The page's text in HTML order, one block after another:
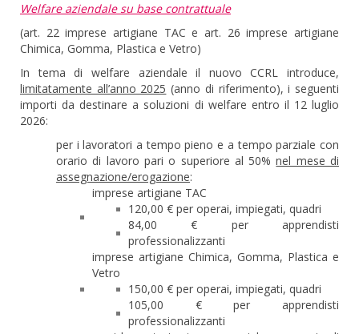
Welfare aziendale su base contrattuale
(art. 22 imprese artigiane TAC e art. 26 imprese artigiane
Chimica, Gomma, Plastica e Vetro)
In tema di welfare aziendale il nuovo CCRL introduce,
limitatamente all’anno 2025 (anno di riferimento), i seguenti
importi da destinare a soluzioni di welfare entro il 12 luglio
2026:
per i lavoratori a tempo pieno e a tempo parziale con
orario di lavoro pari o superiore al 50%nel mese di
assegnazione/erogazione:
imprese artigiane TAC
120,00 € per operai, impiegati, quadri
84,00 € per apprendisti
professionalizzanti
imprese artigiane Chimica, Gomma, Plastica e
Vetro
150,00 € per operai, impiegati, quadri
105,00 € per apprendisti
professionalizzanti